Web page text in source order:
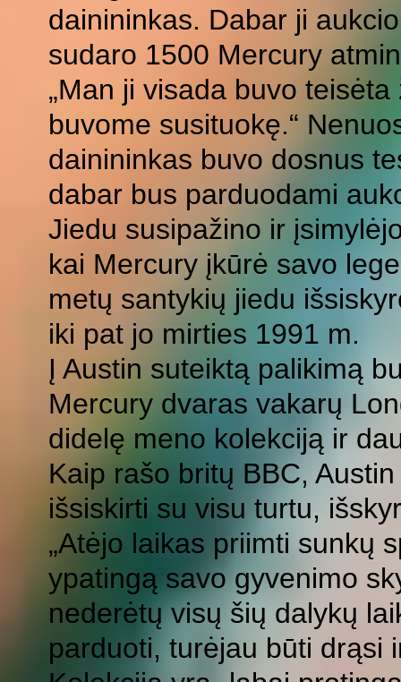
dainininkas. Dabar ji
sudaro 1500 Mercury
„Man ji visada buvo
buvome susituokę.“
dainininkas buvo dosnus
dabar bus parduodami
Jiedu susipažino ir
kai Mercury įkūrė savo
metų santykių jiedu
iki pat jo mirties 1991 m.
Į Austin suteiktą palikimą
Mercury dvaras vakarų
didelę meno kolekciją ir
Kaip rašo britų BBC,
išsiskirti su visu turtu,
„Atėjo laikas priimti sunkų
ypatingą savo gyvenimo
nederėtų visų šių dalykų
parduoti, turėjau būti drąsi